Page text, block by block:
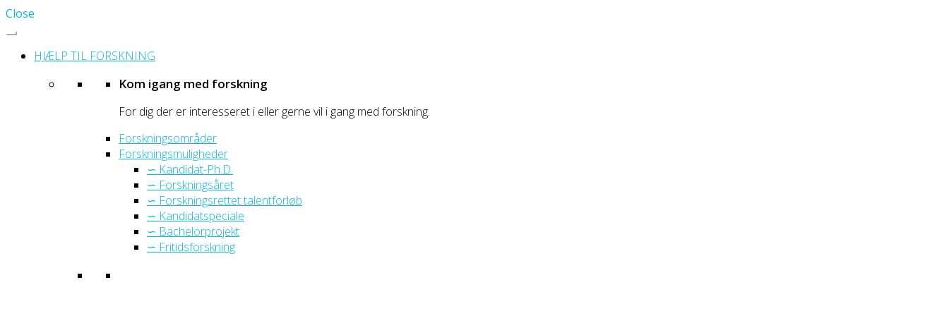
Close
HJÆLP TIL FORSKNING
Kom igang med forskning
For dig der er interesseret i eller gerne vil i gang med forskning.
Forskningsområder
Forskningsmuligheder
∽ Kandidat-Ph.D.
∽ Forskningsåret
∽ Forskningsrettet talentforløb
∽ Kandidatspeciale
∽ Bachelorprojekt
∽ Fritidsforskning